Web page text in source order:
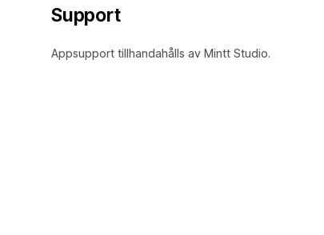
Support
Appsupport tillhandahålls av Mintt Studio.